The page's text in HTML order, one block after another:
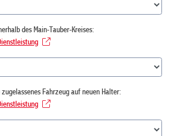
des Main-Tauber-Kreises:
Fahrzeug auf neuen Halter: